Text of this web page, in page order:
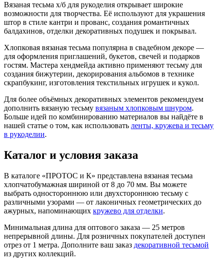
Вязаная тесьма х/б для рукоделия открывает широкие
возможности для творчества. Её используют для украшения
штор в стиле кантри и прованс, создания романтичных
балдахинов, отделки декоративных подушек и покрывал.
Хлопковая вязаная тесьма популярна в свадебном декоре —
для оформления приглашений, букетов, свечей и подарков
гостям. Мастера хендмейда активно применяют тесьму для
создания бижутерии, декорирования альбомов в технике
скрапбукинг, изготовления текстильных игрушек и кукол.
Для более объёмных декоративных элементов рекомендуем
дополнить вязаную тесьму вязаным хлопковым шнуром.
Больше идей по комбинированию материалов вы найдёте в
нашей статье о том, как использовать ленты, кружева и тесьму
в рукоделии.
Каталог и условия заказа
В каталоге «ПРОТОС и К» представлена вязаная тесьма
хлопчатобумажная шириной от 8 до 70 мм. Вы можете
выбрать одностороннюю или двухстороннюю тесьму с
различными узорами — от лаконичных геометрических до
ажурных, напоминающих кружево для отделки.
Минимальная длина для оптового заказа — 25 метров
непрерывной длины. Для розничных покупателей доступен
отрез от 1 метра. Дополните ваш заказ декоративной тесьмой
из других коллекций.